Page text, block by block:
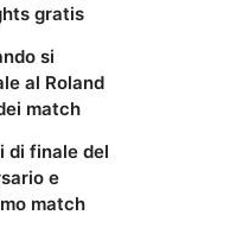
gratis
si
al Roland
match
di finale del
e
match